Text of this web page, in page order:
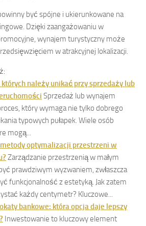
być spójne i ukierunkowane na
Dzięki zaangażowaniu w
wynajem turystyczny może
w atrakcyjnej lokalizacji.
których należy unikać przy sprzedaży lub
Sprzedaż lub wynajem
który wymaga nie tylko dobrego
typowych pułapek. Wiele osób
mogą...
optymalizacji przestrzeni w
Zarządzanie przestrzenią w małym
prawdziwym wyzwaniem, zwłaszcza
funkcjonalność z estetyką. Jak zatem
każdy centymetr? Kluczowe...
bankowe: która opcja daje lepszy
Inwestowanie to kluczowy element